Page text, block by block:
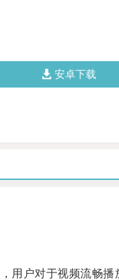
安卓下载
户对于视频流畅播